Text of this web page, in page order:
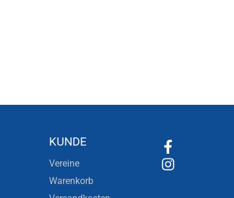
KUNDE
Vereine
Warenkorb